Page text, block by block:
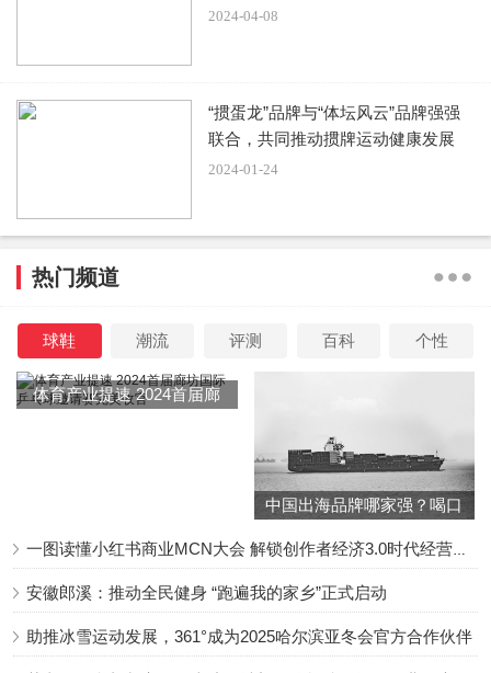
耳濡目染下，董子健对娱乐圈的了解，熟悉得就像是家里的
经纪人。‍‍‍‍‍‍‍‍
她对儿子的要求很简单，安安份份地考上大学，找一份好工
这部电影入围了第50届台湾电影金马奖最佳新演员奖。
据悉，电影宣发时期，王京花拉来了一众大咖为儿子助阵。
看到如此浩大的排场，许多人才后知后觉，原来这个笑起来
灿烂又有些痞气的少年，竟然是”京圈太子爷“。‍‍‍‍
2024-04-08
“掼蛋龙”品牌与“体坛风云”品牌强强
联合，共同推动掼牌运动健康发展
2024-01-24
热门频道
球鞋 潮流 评测 百科 个性
体育产业提速 2024首届廊
中国出海品牌哪家强？喝口
安徽郎溪：推动全民健身 “跑遍我的家乡”正式启动
助推冰雪运动发展，361°成为2025哈尔滨亚冬会官方合作伙伴